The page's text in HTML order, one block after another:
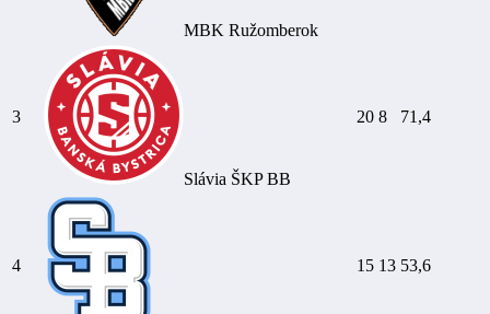
MBK Ružomberok
3
Slávia ŠKP BB
20 8 71,4
4 15 13 53,6